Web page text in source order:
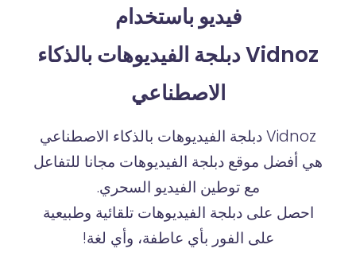
فيديو باستخدام
Vidnoz دبلجة الفيديوهات بالذكاء
الاصطناعي
Vidnoz دبلجة الفيديوهات بالذكاء الاصطناعي
هي أفضل موقع دبلجة الفيديوهات مجانا للتفاعل
مع توطين الفيديو السحري.
احصل على دبلجة الفيديوهات تلقائية وطبيعية
على الفور بأي عاطفة، وأي لغة!